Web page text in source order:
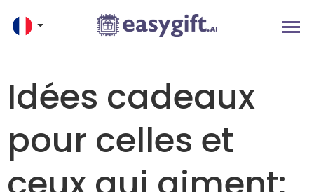
Idées cadeaux
pour celles et